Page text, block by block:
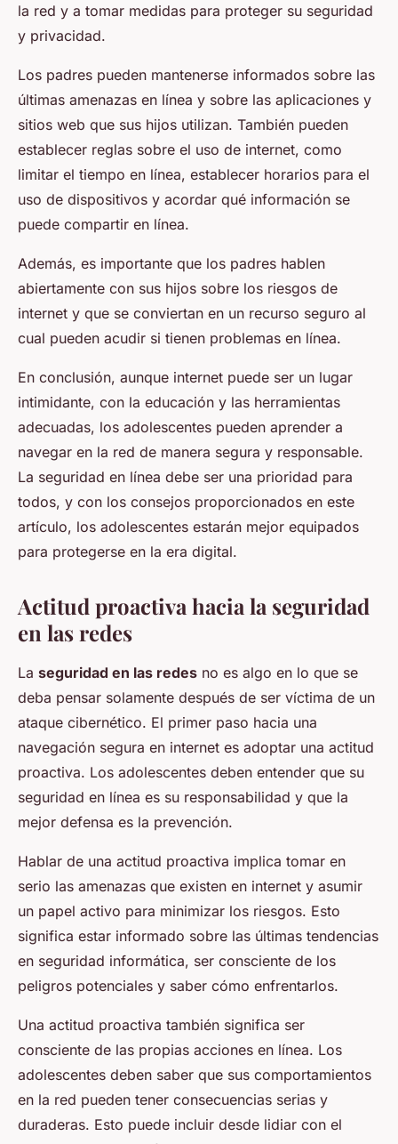
la red y a tomar medidas para proteger su seguridad
y privacidad.
Los padres pueden mantenerse informados sobre las
últimas amenazas en línea y sobre las aplicaciones y
sitios web que sus hijos utilizan. También pueden
establecer reglas sobre el uso de internet, como
limitar el tiempo en línea, establecer horarios para el
uso de dispositivos y acordar qué información se
puede compartir en línea.
Además, es importante que los padres hablen
abiertamente con sus hijos sobre los riesgos de
internet y que se conviertan en un recurso seguro al
cual pueden acudir si tienen problemas en línea.
En conclusión, aunque internet puede ser un lugar
intimidante, con la educación y las herramientas
adecuadas, los adolescentes pueden aprender a
navegar en la red de manera segura y responsable.
La seguridad en línea debe ser una prioridad para
todos, y con los consejos proporcionados en este
artículo, los adolescentes estarán mejor equipados
para protegerse en la era digital.
Actitud proactiva hacia la seguridad
en las redes
La seguridad en las redes no es algo en lo que se
deba pensar solamente después de ser víctima de un
ataque cibernético. El primer paso hacia una
navegación segura en internet es adoptar una actitud
proactiva. Los adolescentes deben entender que su
seguridad en línea es su responsabilidad y que la
mejor defensa es la prevención.
Hablar de una actitud proactiva implica tomar en
serio las amenazas que existen en internet y asumir
un papel activo para minimizar los riesgos. Esto
significa estar informado sobre las últimas tendencias
en seguridad informática, ser consciente de los
peligros potenciales y saber cómo enfrentarlos.
Una actitud proactiva también significa ser
consciente de las propias acciones en línea. Los
adolescentes deben saber que sus comportamientos
en la red pueden tener consecuencias serias y
duraderas. Esto puede incluir desde lidiar con el